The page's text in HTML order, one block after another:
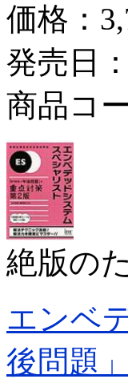
価格：
発売日
商品コ
絶版の
エンベ
後問題